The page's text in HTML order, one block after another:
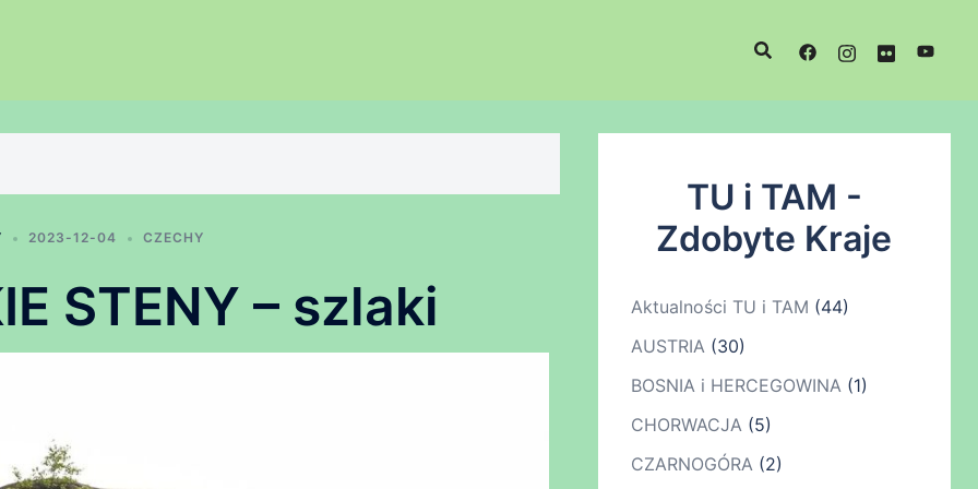
2023-12-04 CZECHY
STENY – szlaki
TU i TAM -
Zdobyte Kraje
Aktualności TU i TAM (44)
AUSTRIA(30)
BOSNIA i HERCEGOWINA(1)
CHORWACJA(5)
CZARNOGÓRA(2)